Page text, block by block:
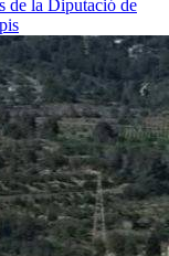
de la Diputació de